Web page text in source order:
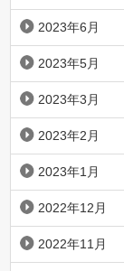
2023年6月
2023年5月
2023年3月
2023年2月
2023年1月
2022年12月
2022年11月